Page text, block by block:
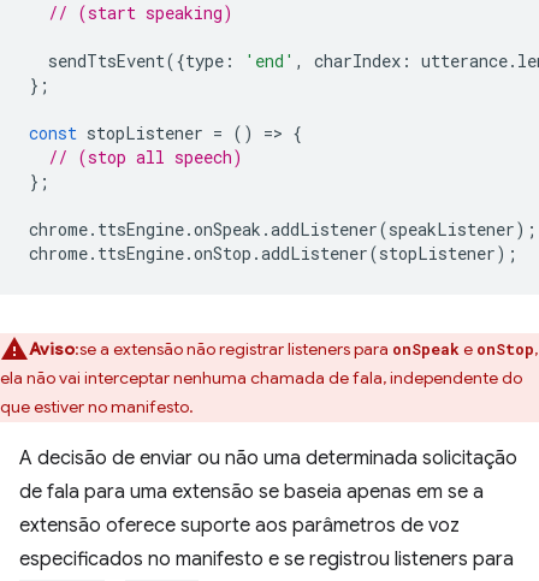
// (start speaking)
sendTtsEvent({type : 'end' , charIndex : utterance.
};
const stopListener = () => {
// (stop all speech)
};
chrome. ttsEngine.onSpeak .addListener(speakListener);
chrome. ttsEngine.onStop .addListener(stopListener);
Aviso:se a extensão não registrar listeners para onSpeak e onStop,
ela não vai interceptar nenhuma chamada de fala, independente do
que estiver no manifesto.
A decisão de enviar ou não uma determinada solicitação
de fala para uma extensão se baseia apenas em se a
extensão oferece suporte aos parâmetros de voz
especificados no manifesto e se registrou listeners para